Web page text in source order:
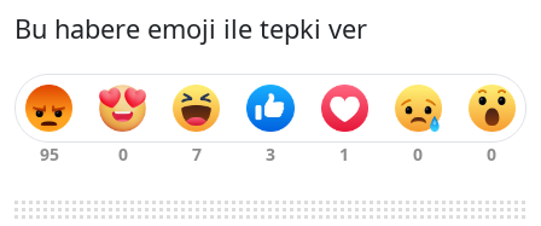
Bu habere emoji ile tepki ver